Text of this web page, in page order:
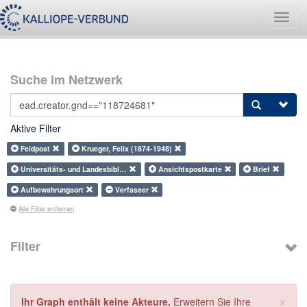
Suche im Netzwerk
Aktive Filter
Feldpost
Krueger, Felix (1874-1948)
Universitäts- und Landesbibl…
Ansichtspostkarte
Brief
Aufbewahrungsort
Verfasser
Alle Filter entfernen
Filter
×
Ihr Graph enthält keine Akteure. Erweitern Sie Ihre